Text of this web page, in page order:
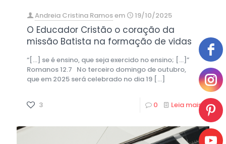
Andreia Cristina Ramosem 19/10/2025
O Educador Cristão o coração da
missão Batista na formação de vidas
“[…] se é ensino, que seja exercido no ensino; […]”
Romanos 12.7 No terceiro domingo de outubro,
que em 2025 será celebrado no dia 19 […]
3 0 Leia mais